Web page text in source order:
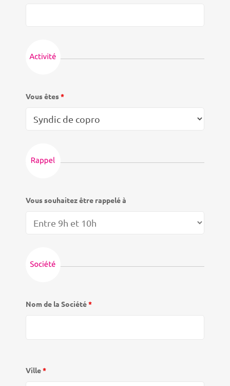
Vous êtes*
Vous souhaitez être rappelé à
Nom de la Société*
Ville*